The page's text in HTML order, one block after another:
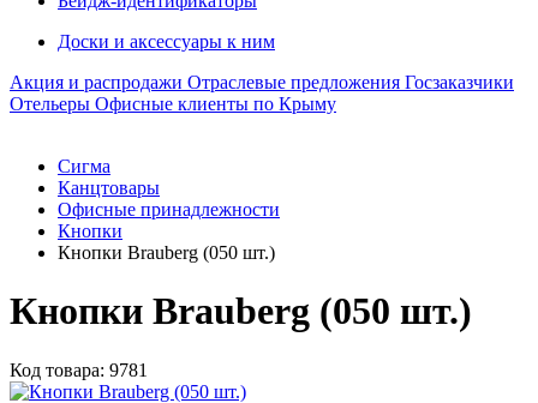
Доски и аксессуары к ним
Акция и распродажи Отраслевые предложения Госзаказчики
Отельеры Офисные клиенты по Крыму
Сигма
Канцтовары
Офисные принадлежности
Кнопки
Кнопки Brauberg (050 шт.)
Кнопки Brauberg (050 шт.)
Код товара: 9781